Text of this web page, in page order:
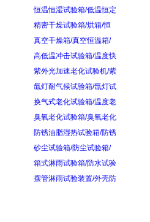
恒温恒湿试验箱/低温恒定
精密干燥试验箱/烘箱/恒
真空干燥箱/真空恒温箱/
高低温冲击试验箱/温度快
紫外光加速老化试验机/紫
氙灯耐气候试验箱/氙灯试
换气式老化试验箱/温度老
臭氧老化试验箱/臭氧老化
防锈油脂湿热试验箱/防锈
砂尘试验箱/防尘试验箱/
箱式淋雨试验箱/防水试验
摆管淋雨试验装置/外壳防